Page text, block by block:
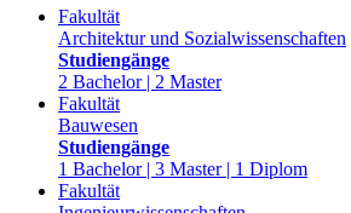
Fakultät
Architektur und Sozialwissenschaften
Studiengänge
2 Bachelor | 2 Master
Fakultät
Bauwesen
Studiengänge
1 Bachelor | 3 Master | 1 Diplom
Fakultät